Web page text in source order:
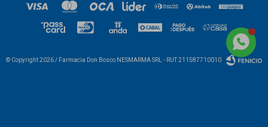
© Copyright 2026 / Farmacia Don Bosco NESMARMA SRL - RUT 211587710010